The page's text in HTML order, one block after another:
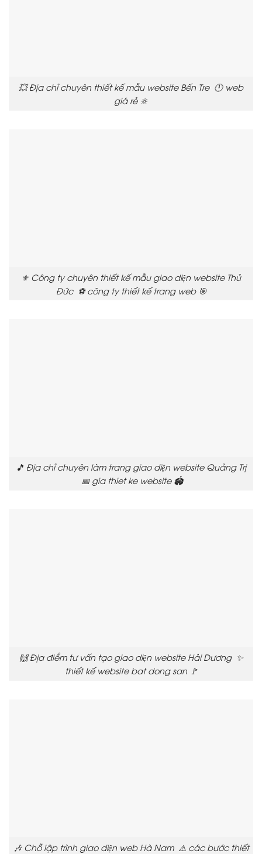
💥 Địa chỉ chuyên thiết kế mẫu website Bến Tre 🕛 web
giá rẻ 🔆
⚜️ Công ty chuyên thiết kế mẫu giao diện website Thủ
Đức ⚽ công ty thiết kế trang web 🎯
🎵 Địa chỉ chuyên làm trang giao diện website Quảng Trị
📅 gia thiet ke website 🏟️
🙌 Địa điểm tư vấn tạo giao diện website Hải Dương ✨
thiết kế website bat dong san 🚩
🎶 Chỗ lập trình giao diện web Hà Nam ⚠️ các bước thiết